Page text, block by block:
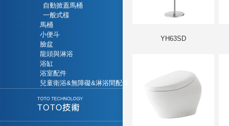
自動掀蓋馬桶
一般式樣
馬桶
小便斗
臉盆
龍頭與淋浴
浴缸
浴室配件
兒童衛浴&無障礙&淋浴間配件
YH63SD